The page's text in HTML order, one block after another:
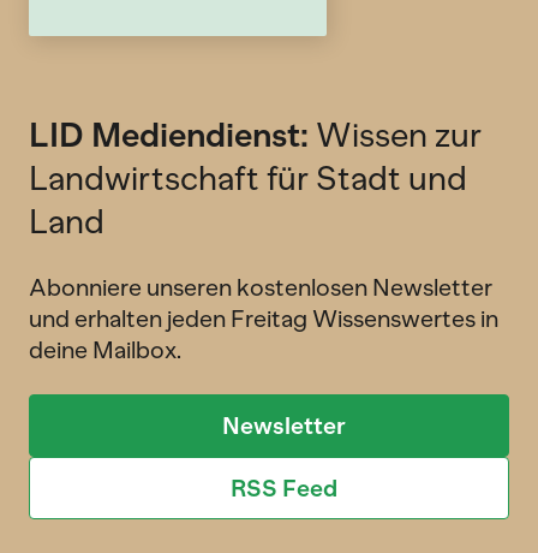
LID Mediendienst: Wissen zur
Landwirtschaft für Stadt und
Land
Abonniere unseren kostenlosen Newsletter
und erhalten jeden Freitag Wissenswertes in
deine Mailbox.
Newsletter
RSS Feed